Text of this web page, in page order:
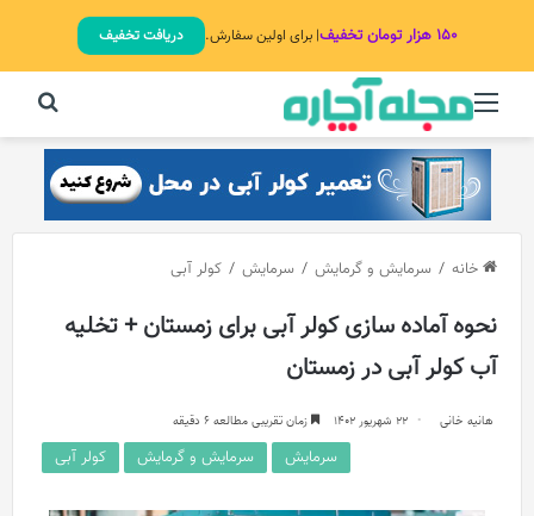
۱۵۰ هزار تومان تخفیف | برای اولین سفارش. دریافت تخفیف
منو
خانه / سرمایش و گرمایش / سرمایش / کولر آبی
نحوه آماده سازی کولر آبی برای زمستان + تخلیه
آب کولر آبی در زمستان
هانیه خانی 22 شهریور 1402 زمان تقریبی مطالعه 6 دقیقه
سرمایش سرمایش و گرمایش کولر آبی